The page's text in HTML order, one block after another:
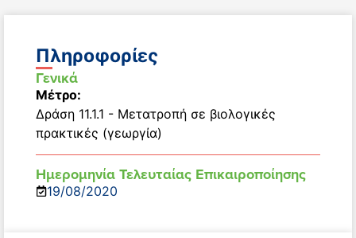
Πληροφορίες
Γενικά
Μέτρο:
Δράση 11.1.1 - Μετατροπή σε βιολογικές
πρακτικές (γεωργία)
Ημερομηνία Τελευταίας Επικαιροποίησης
19/08/2020